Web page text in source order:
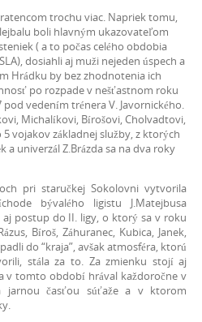
trochu viac. Napriek tomu,
boli hlavným ukazovateľom
( a to počas celého obdobia
dosiahli aj muži nejeden úspech a
Hrádku by bez zhodnotenia ich
po rozpade v nešťastnom roku
pod vedením trénera V. Javornického.
Michalíkovi, Bírošovi, Cholvadtovi,
vojakov základnej služby, z ktorých
a univerzál Z.Brázda sa na dva roky
pri staručkej Sokolovni vytvorila
bývalého ligistu J.Matejbusa
postup do II. ligy, o ktorý sa v roku
Bíroš, Záhuranec, Kubica, Janek,
do “kraja”, avšak atmosféra, ktorú
stála za to. Za zmienku stojí aj
v tomto období hrával každoročne v
jarnou časťou súťaže a v ktorom